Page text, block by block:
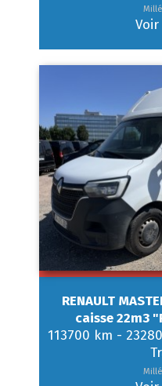
RENAULT
caisse 22m3
113700 km -